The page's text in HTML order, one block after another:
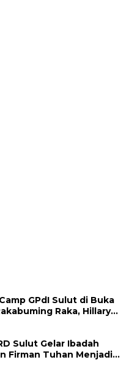
GPdI Sulut di Buka
Raka, Hillary
Sulut Gelar Ibadah
Firman Tuhan Menjadi